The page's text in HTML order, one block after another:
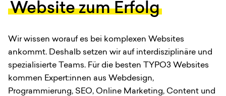
Website zum Erfolg
Wir wissen worauf es bei komplexen Websites
ankommt. Deshalb setzen wir auf interdisziplinäre und
spezialisierte Teams. Für die besten TYPO3 Websites
kommen Expert:innen aus Webdesign,
Programmierung, SEO, Online Marketing, Content und